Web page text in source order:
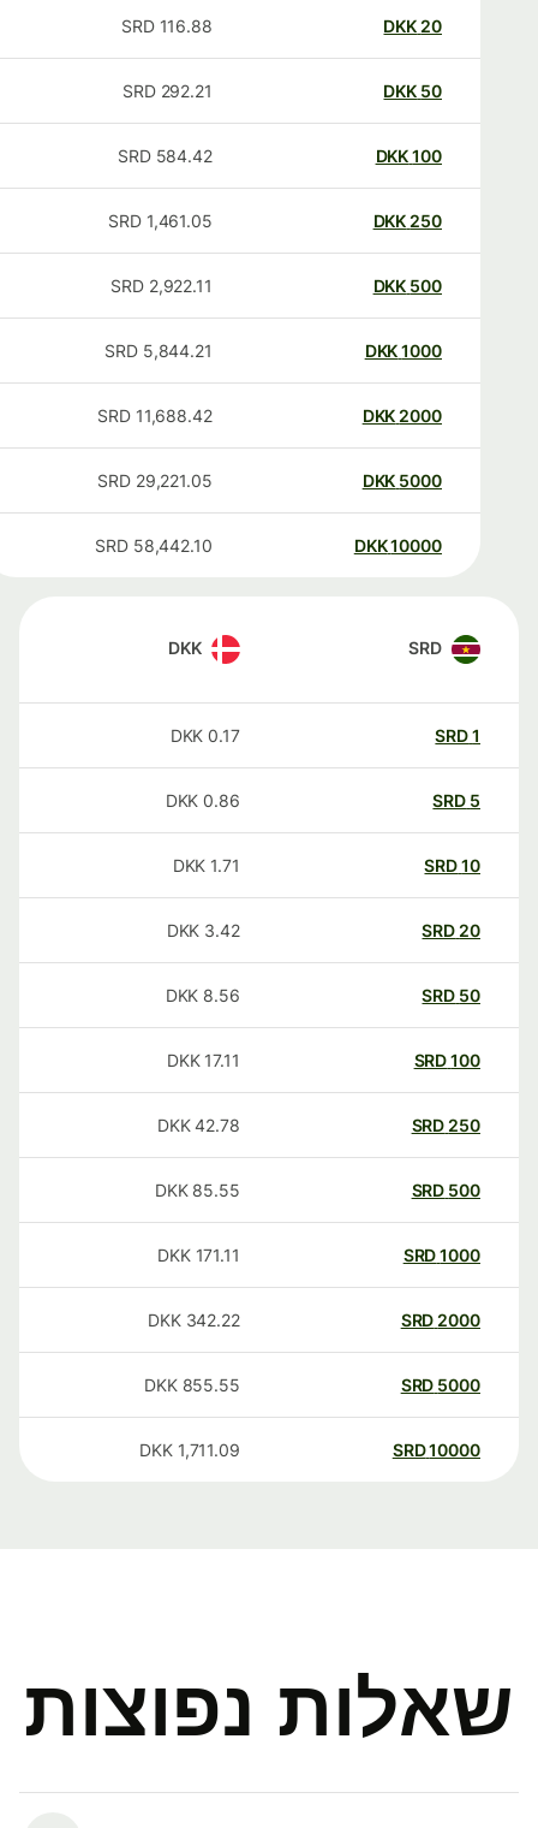
20
DKK
116.88
SRD
50
DKK
292.21
SRD
100
DKK
584.42
SRD
250
DKK
1,461.05
SRD
500
DKK
2,922.11
SRD
1000
DKK
5,844.21
SRD
2000
DKK
11,688.42
SRD
5000
DKK
29,221.05
SRD
10000
DKK
58,442.10
SRD
SRD
DKK
SRD
0.17
DKK
SRD
0.86
DKK
SRD
1.71
DKK
20
SRD
3.42
DKK
50
SRD
8.56
DKK
100
SRD
17.11
DKK
250
SRD
42.78
DKK
500
SRD
85.55
DKK
1000
SRD
171.11
DKK
2000
SRD
342.22
DKK
5000
SRD
855.55
DKK
10000
SRD
1,711.09
DKK
שאלות נפוצות